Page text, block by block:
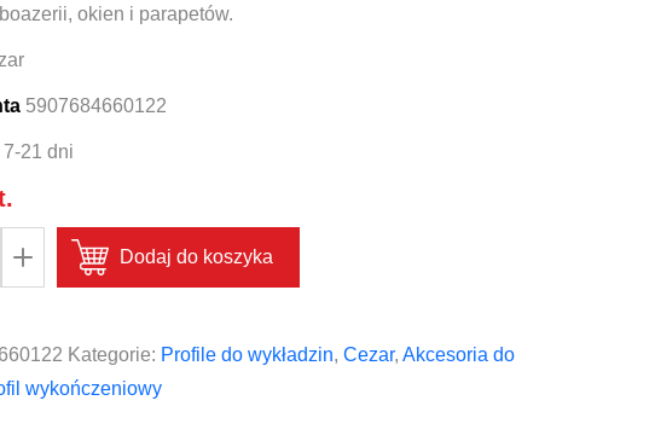
okien i parapetów.
5907684660122
7-21 dni
Dodaj do koszyka
Kategorie: Profile do wykładzin, Cezar, Akcesoria do
wykończeniowy